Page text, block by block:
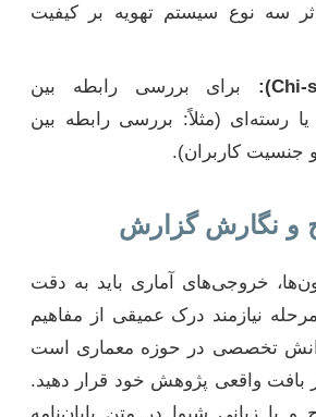
سه نوع سیستم تهویه بر کیفیت
برای بررسی رابطه بین
یا رسته‌ای (مثلاً: بررسی رابطه بین
جنسیت کاربران).
خروجی‌های آماری باید به دقت
نیازمند درک عمیقی از مفاهیم
تخصصی در حوزه معماری است
در بافت واقعی پژوهش خود قرار دهید.
و با زبانی شیوا در متن پایان‌نامه